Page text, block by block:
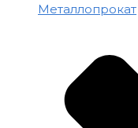
Металлопрокат